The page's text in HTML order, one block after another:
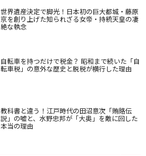
世界遺産決定で脚光！日本初の巨大都城・藤原
京を創り上げた知られざる女帝・持統天皇の凄
絶な執念
自転車を持つだけで税金？ 昭和まで続いた「自
転車税」の意外な歴史と脱税が横行した理由
教科書と違う！江戸時代の田沼意次「賄賂伝
説」の嘘と、水野忠邦が「大奥」を敵に回した
本当の理由